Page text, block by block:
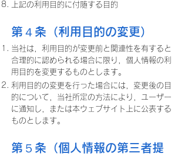
上記の利用目的に付随する目的
第４条（利用目的の変更）
当社は，利用目的が変更前と関連性を有すると
合理的に認められる場合に限り，個人情報の利
用目的を変更するものとします。
利用目的の変更を行った場合には，変更後の目
的について，当社所定の方法により，ユーザー
に通知し，または本ウェブサイト上に公表する
ものとします。
第５条（個人情報の第三者提